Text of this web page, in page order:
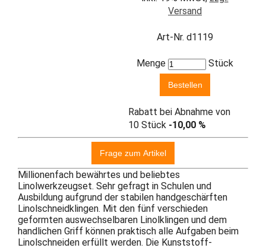
Versand
Art-Nr. d1119
Menge Stück
Rabatt bei Abnahme von
10 Stück -10,00 %
Millionenfach bewährtes und beliebtes
Linolwerkzeugset. Sehr gefragt in Schulen und
Ausbildung aufgrund der stabilen handgeschärften
Linolschneidklingen. Mit den fünf verschieden
geformten auswechselbaren Linolklingen und dem
handlichen Griff können praktisch alle Aufgaben beim
Linolschneiden erfüllt werden. Die Kunststoff-